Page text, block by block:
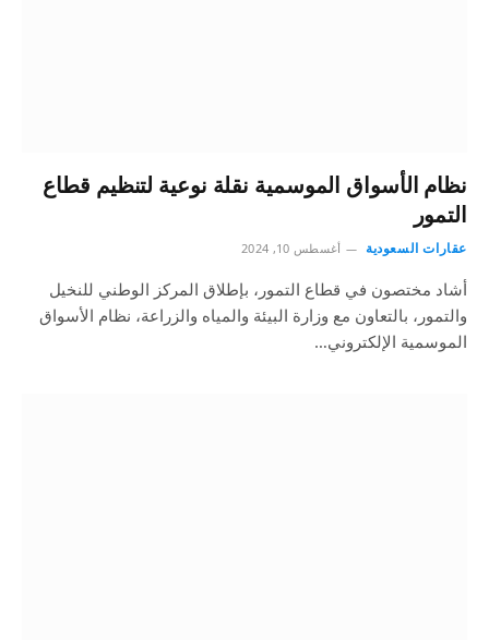
نظام الأسواق الموسمية نقلة نوعية لتنظيم قطاع
التمور
عقارات السعودية أغسطس 10, 2024
أشاد مختصون في قطاع التمور، بإطلاق المركز الوطني للنخيل
والتمور، بالتعاون مع وزارة البيئة والمياه والزراعة، نظام الأسواق
الموسمية الإلكتروني…